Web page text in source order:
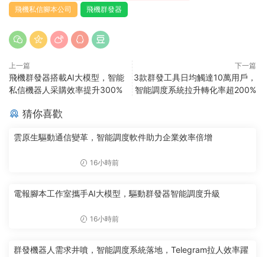
飛機私信腳本公司
飛機群發器
上一篇
飛機群發器搭載AI大模型，智能
私信機器人采購效率提升300%
下一篇
3款群發工具日均觸達10萬用戶，
智能調度系統拉升轉化率超200%
猜你喜歡
雲原生驅動通信變革，智能調度軟件助力企業效率倍增
16小時前
電報腳本工作室攜手AI大模型，驅動群發器智能調度升級
16小時前
群發機器人需求井噴，智能調度系統落地，Telegram拉人效率躍